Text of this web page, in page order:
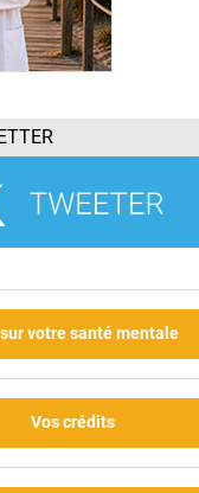
votre santé mentale
Vos crédits